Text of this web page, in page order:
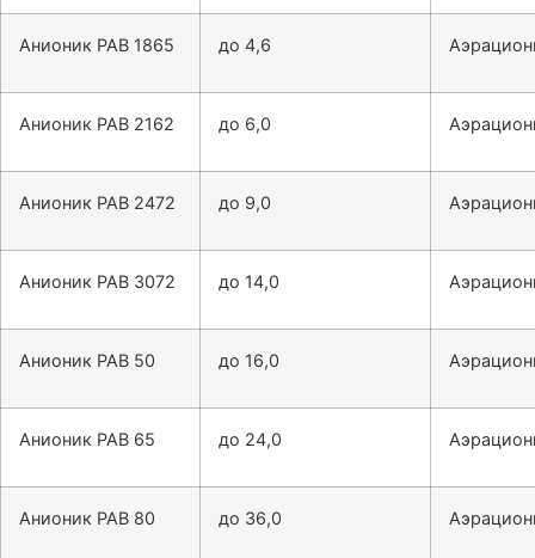
Анионик РАВ 1865 до 4,6
Анионик РАВ 2162 до 6,0
Анионик РАВ 2472 до 9,0
Анионик РАВ 3072 до 14,0
Анионик РАВ 50 до 16,0
Анионик РАВ 65 до 24,0
Анионик РАВ 80 до 36,0